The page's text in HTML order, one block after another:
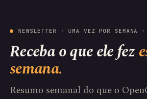
NEWSLETTER · UMA VEZ POR SEMANA ·
Receba o que ele fez
semana.
Resumo semanal do que o